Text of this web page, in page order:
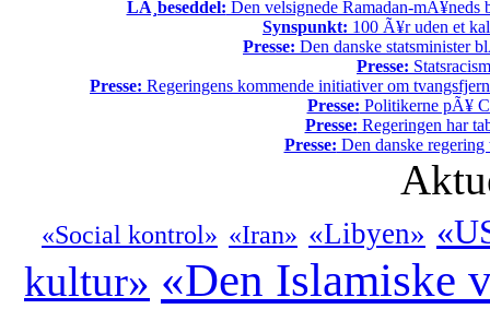
LÃ¸beseddel: Den velsignede Ramadan-mÃ¥neds
Synspunkt: 100 Ã¥r uden et
Presse: Den danske statsminister
Presse:
Presse: Regeringens kommende initiativer om
Presse: Politikerne pÃ¥
Presse: Regeringen har
Presse: Den danske
«Social kontrol» «Iran» «Libyen»
kultur» «Den Islamiske